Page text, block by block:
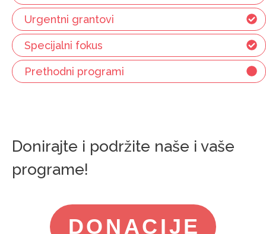
Urgentni grantovi
Specijalni fokus
Prethodni programi
Donirajte i podržite naše i vaše
programe!